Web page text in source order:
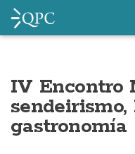
IV Encontro
gastronomía